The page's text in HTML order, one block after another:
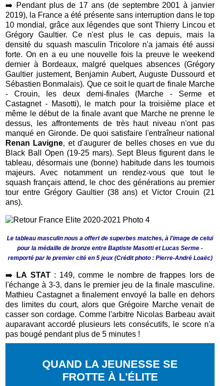
➡️ Pendant plus de 17 ans (de septembre 2001 à janvier
2019), la France a été présente sans interruption dans le top
10 mondial, grâce aux légendes que sont Thierry Lincou et
Grégory Gaultier. Ce n'est plus le cas depuis, mais la
densité du squash masculin Tricolore n'a jamais été aussi
forte. On en a eu une nouvelle fois la preuve le weekend
dernier à Bordeaux, malgré quelques absences (Grégory
Gaultier justement, Benjamin Aubert, Auguste Dussourd et
Sébastien Bonmalais). Que ce soit le quart de finale Marche
- Crouin, les deux demi-finales (Marche - Serme et
Castagnet - Masotti), le match pour la troisième place et
même le début de la finale avant que Marche ne prenne le
dessus, les affrontements de très haut niveau n'ont pas
manqué en Gironde. De quoi satisfaire l'entraîneur national
Renan Lavigne, et d'augurer de belles choses en vue du
Black Ball Open (19-25 mars). Sept Bleus figurent dans le
tableau, désormais une (bonne) habitude dans les tournois
majeurs. Avec notamment un rendez-vous que tout le
squash français attend, le choc des générations au premier
tour entre Grégory Gaultier (38 ans) et Victor Crouin (21
ans).
Le tableau masculin nous a offert de superbes matches, à l'image de celui
pour la médaille de bronze entre Baptiste Masotti et Lucas Serme -
remporté par le premier cité en 5 jeux (Crédit photo : Pierre-André Loaëc)
➡️ LA STAT: 149, comme le nombre de frappes lors de
l'échange à 3-3, dans le premier jeu de la finale masculine.
Mathieu Castagnet a finalement envoyé la balle en dehors
des limites du court, alors que Grégoire Marche venait de
casser son cordage. Comme l'arbitre Nicolas Barbeau avait
auparavant accordé plusieurs lets consécutifs, le score n'a
pas bougé pendant plus de 5 minutes !
QUAND LA JEUNESSE SE
FROTTE À L'ÉLITE